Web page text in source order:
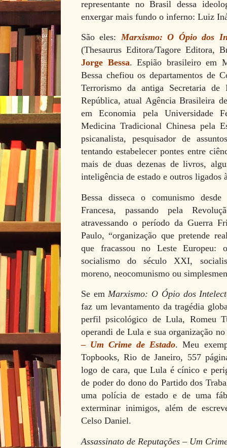
representante no Brasil dessa
enxergar mais fundo o inferno: Luiz
São eles:Marxismo: O Ópio dos
(Thesaurus Editora/Tagore Editora,
Jorge Bessa. Espião brasileiro em
Bessa chefiou os departamentos de
Terrorismo da antiga Secretaria de
República, atual Agência Brasileira
em Economia pela Universidade
Medicina Tradicional Chinesa pela
psicanalista, pesquisador de
tentando estabelecer pontes entre
mais de duas dezenas de livros,
inteligência de estado e outros ligados
Bessa disseca o comunismo
Francesa, passando pela
atravessando o período da Guerra
Paulo, “organização que pretende
que fracassou no Leste Europeu:
socialismo do século XXI,
moreno, neocomunismo ou
Se emMarxismo: O Ópio dos
faz um levantamento da tragédia
perfil psicológico de Lula, Romeu
operandi de Lula e sua organização
– Um Crime de Estado. Meu
Topbooks, Rio de Janeiro, 557
logo de cara, que Lula é cínico e
de poder do dono do Partido dos
uma polícia de estado e de uma
exterminar inimigos, além de
Celso Daniel.
Assassinato de Reputações – Um